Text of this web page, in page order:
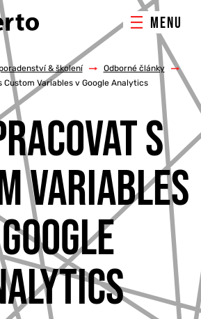
MENU
WEBU
& ŠKOLENÍ
& školení / Odborné články
/
Variables v Google Analytics
S
VARIABLES